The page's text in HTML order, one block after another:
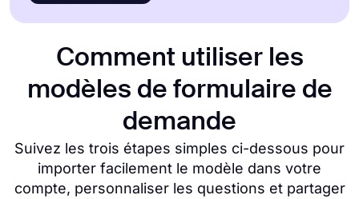
Comment utiliser les
modèles de formulaire de
demande
Suivez les trois étapes simples ci-dessous pour
importer facilement le modèle dans votre
compte, personnaliser les questions et partager